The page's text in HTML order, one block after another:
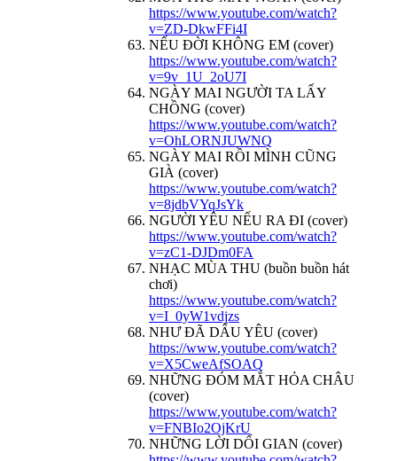
https://www.youtube.com/watch?
v=ZD-DkwFFi4I
NẾU ĐỜI KHÔNG EM (cover)
https://www.youtube.com/watch?
v=9v_1U_2oU7I
NGÀY MAI NGƯỜI TA LẤY
CHỒNG (cover)
https://www.youtube.com/watch?
v=OhLORNJUWNQ
NGÀY MAI RỒI MÌNH CŨNG
GIÀ (cover)
https://www.youtube.com/watch?
v=8jdbVYqJsYk
NGƯỜI YÊU NẾU RA ĐI (cover)
https://www.youtube.com/watch?
v=zC1-DJDm0FA
NHẠC MÙA THU (buồn buồn hát
chơi)
https://www.youtube.com/watch?
v=I_0yW1vdjzs
NHƯ ĐÃ DẤU YÊU (cover)
https://www.youtube.com/watch?
v=X5CweAfSOAQ
NHỮNG ĐÓM MẮT HỎA CHÂU
(cover)
https://www.youtube.com/watch?
v=FNBIo2OjKrU
NHỮNG LỜI DỐI GIAN (cover)